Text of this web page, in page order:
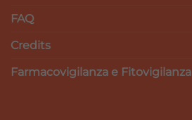
FAQ
Credits
Farmacovigilanza e Fitovigilanza